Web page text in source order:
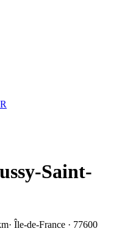
Saint-
· Île-de-France · 77600